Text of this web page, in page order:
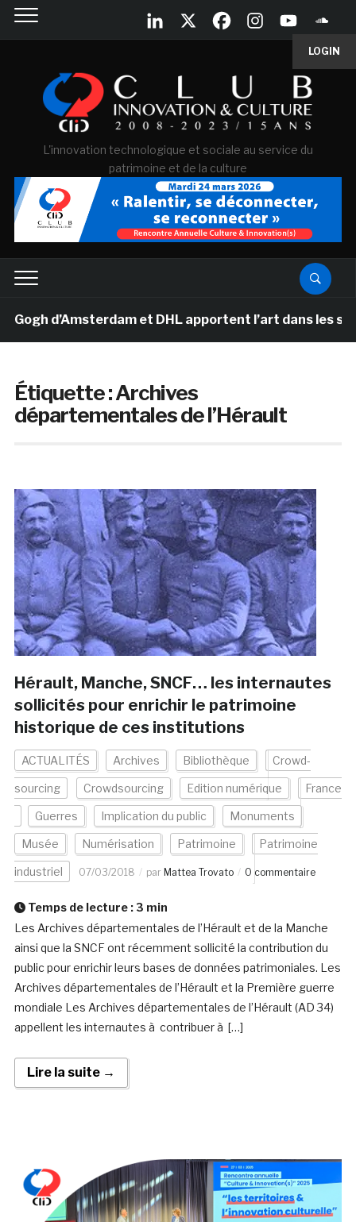
LOGIN
L'innovation technologique et sociale au service du
patrimoine et de la culture
d’Amsterdam et DHL apportent l’art dans les
Étiquette :Archives
départementales de l’Hérault
Hérault, Manche, SNCF… les internautes
sollicités pour enrichir le patrimoine
historique de ces institutions
ACTUALITÉS Archives Bibliothèque Crowd-
sourcing Crowdsourcing Edition numérique France
Guerres Implication du public Monuments
Musée Numérisation Patrimoine Patrimoine
industriel 07/03/2018 par Mattea Trovato 0 commentaire
Temps de lecture : 3 min
Les Archives départementales de l’Hérault et de la Manche
ainsi que la SNCF ont récemment sollicité la contribution du
public pour enrichir leurs bases de données patrimoniales. Les
Archives départementales de l’Hérault et la Première guerre
mondiale Les Archives départementales de l’Hérault (AD 34)
appellent les internautes à contribuer à […]
Lire la suite →